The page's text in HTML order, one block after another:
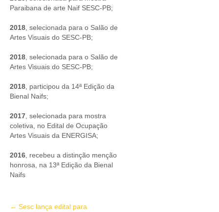
Paraibana de arte Naif SESC-PB;
2018 , selecionada para o Salão de
Artes Visuais do SESC-PB;
2018 , selecionada para o Salão de
Artes Visuais do SESC-PB;
2018 , participou da 14ª Edição da
Bienal Naifs;
2017 , selecionada para mostra
coletiva, no Edital de Ocupação
Artes Visuais da ENERGISA;
2016 , recebeu a distinção menção
honrosa, na 13ª Edição da Bienal
Naifs
← Sesc lança edital para